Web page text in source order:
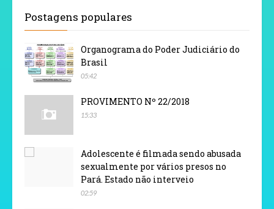
Postagens populares
Organograma do Poder Judiciário do
Brasil
05:42
PROVIMENTO Nº 22/2018
15:33
Adolescente é filmada sendo abusada
sexualmente por vários presos no
Pará. Estado não interveio
02:59